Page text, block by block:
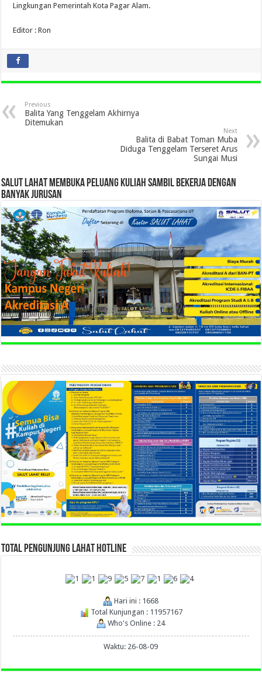
Lingkungan Pemerintah Kota Pagar Alam.
Editor : Ron
Previous
Balita Yang Tenggelam Akhirnya
Ditemukan
Next
Balita di Babat Toman Muba
Diduga Tenggelam Terseret Arus
Sungai Musi
SALUT LAHAT MEMBUKA PELUANG KULIAH SAMBIL BEKERJA DENGAN
BANYAK JURUSAN
TOTAL PENGUNJUNG LAHAT HOTLINE
Hari ini : 1668
Total Kunjungan : 11957167
Who's Online : 24
Waktu: 26-08-09